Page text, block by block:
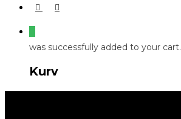
was successfully added to your cart.
Kurv